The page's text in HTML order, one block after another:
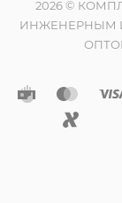
2026 ©
ИНЖЕНЕРНЫМ